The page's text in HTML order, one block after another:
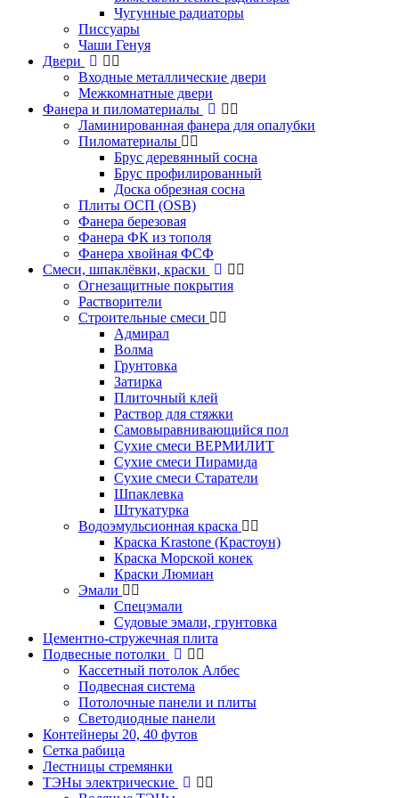
Чугунные радиаторы
Писсуары
Чаши Генуя
Двери
Входные металлические двери
Межкомнатные двери
Фанера и пиломатериалы
Ламинированная фанера для опалубки
Пиломатериалы
Брус деревянный сосна
Брус профилированный
Доска обрезная сосна
Плиты ОСП (OSB)
Фанера березовая
Фанера ФК из тополя
Фанера хвойная ФСФ
Смеси, шпаклёвки, краски
Огнезащитные покрытия
Растворители
Строительные смеси
Адмирал
Волма
Грунтовка
Затирка
Плиточный клей
Раствор для стяжки
Самовыравнивающийся пол
Сухие смеси ВЕРМИЛИТ
Сухие смеси Пирамида
Сухие смеси Старатели
Шпаклевка
Штукатурка
Водоэмульсионная краска
Краска Krastone (Крастоун)
Краска Морской конек
Краски Люмиан
Эмали
Спецэмали
Судовые эмали, грунтовка
Цементно-стружечная плита
Подвесные потолки
Кассетный потолок Албес
Подвесная система
Потолочные панели и плиты
Светодиодные панели
Контейнеры 20, 40 футов
Сетка рабица
Лестницы стремянки
ТЭНы электрические